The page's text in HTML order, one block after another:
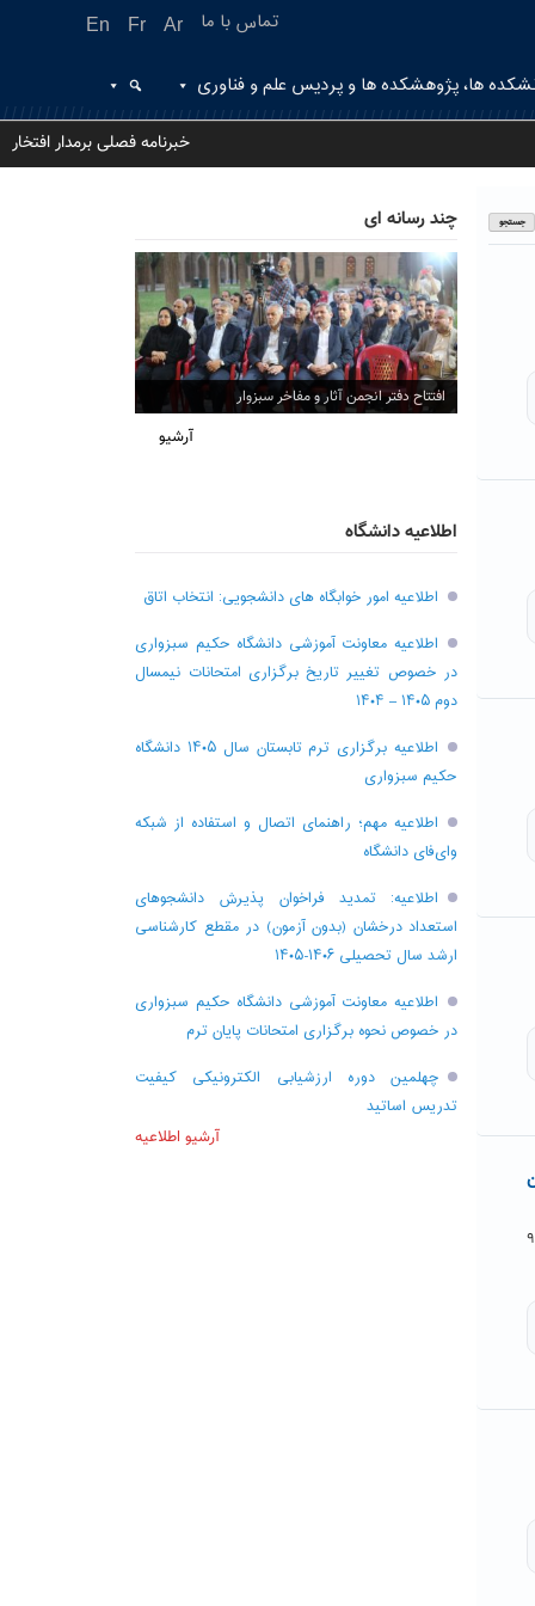
En Fr Ar تماس با ما
ها، پژوهشکده ها و پردیس علم و فناوری
خبرنامه فصلی برمدار افتخار
خراسان رضوی در فرودین ماه ۹۶
چند رسانه ای
افتتاح دفتر انجمن آثار و مفاخر سبزوار
آرشیو
اطلاعیه دانشگاه
اطلاعیه امور خوابگاه های دانشجویی: انتخاب اتاق
اطلاعیه معاونت آموزشی دانشگاه حکیم سبزواری
در خصوص تغییر تاریخ برگزاری امتحانات نیمسال
دوم ۱۴۰۵ – ۱۴۰۴
اطلاعیه برگزاری ترم تابستان سال ۱۴۰۵ دانشگاه
حکیم سبزواری
اطلاعیه مهم؛ راهنمای اتصال و استفاده از شبکه
وای‌فای دانشگاه
اطلاعیه: تمدید فراخوان پذیرش دانشجو‌های
استعداد درخشان (بدون آزمون) در مقطع کارشناسی
ارشد سال تحصیلی ۱۴۰۶-۱۴۰۵
اطلاعیه معاونت آموزشی دانشگاه حکیم سبزواری
در خصوص نحوه برگزاری امتحانات پایان ترم
چهلمین دوره ارزشیابی الکترونیکی کیفیت
تدریس اساتید
آرشیو اطلاعیه